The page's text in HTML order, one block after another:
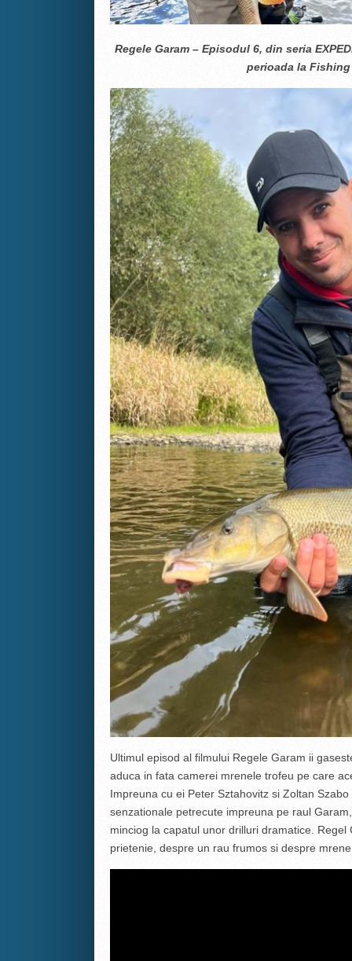
Regele Garam – Episodul 6, din seria
perioada la
Ultimul episod al filmului Regele Garam ii
aduca in fata camerei mrenele trofeu pe care
Impreuna cu ei Peter Sztahovitz si Zoltan
senzationale petrecute impreuna pe raul
minciog la capatul unor drilluri dramatice.
prietenie, despre un rau frumos si despre